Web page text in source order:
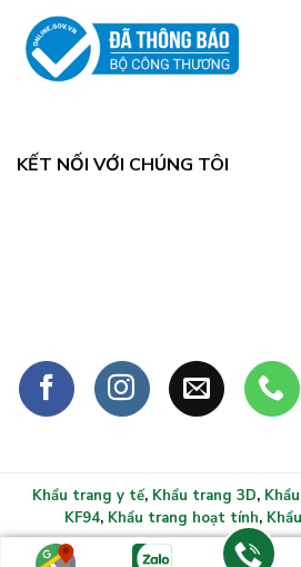
KẾT NỐI VỚI CHÚNG TÔI
Khẩu trang y tế, Khẩu trang 3D,
KF94, Khẩu trang hoạt tính,
Copyright 2026 ©Khẩu trang y tế